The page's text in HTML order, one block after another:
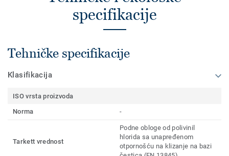
specifikacije
Tehničke specifikacije
Klasifikacija
ISO vrsta proizvoda
Norma
-
Tarkett vrednost
Podne obloge od polivinil
hlorida sa unapređenom
otpornošću na klizanje na bazi